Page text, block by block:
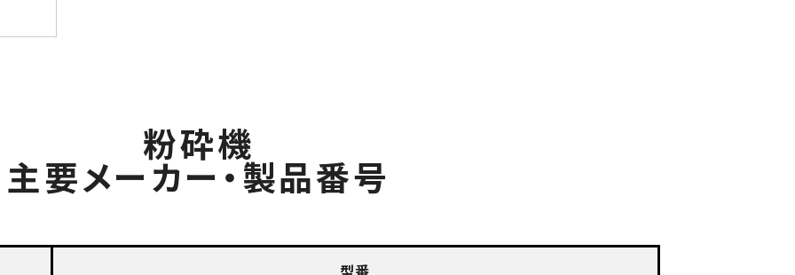
粉砕機
主要メーカー・製品番号